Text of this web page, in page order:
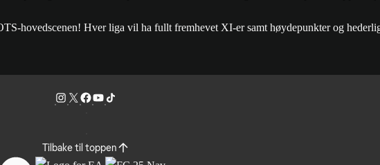
hovedscenen! Hver liga vil ha fullt fremhevet XI-er samt høydepunkter og
Tilbake til toppen